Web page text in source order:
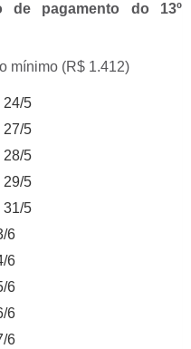
de pagamento do 13º
mínimo (R$ 1.412)
24/5
27/5
28/5
29/5
31/5
6
6
6
6
6